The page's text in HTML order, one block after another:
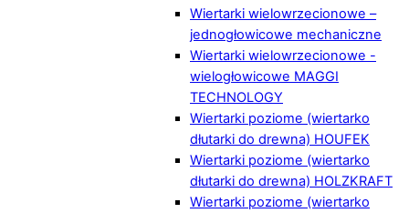
Wiertarki wielowrzecionowe –
jednogłowicowe mechaniczne
Wiertarki wielowrzecionowe -
wielogłowicowe MAGGI
TECHNOLOGY
Wiertarki poziome (wiertarko
dłutarki do drewna) HOUFEK
Wiertarki poziome (wiertarko
dłutarki do drewna) HOLZKRAFT
Wiertarki poziome (wiertarko